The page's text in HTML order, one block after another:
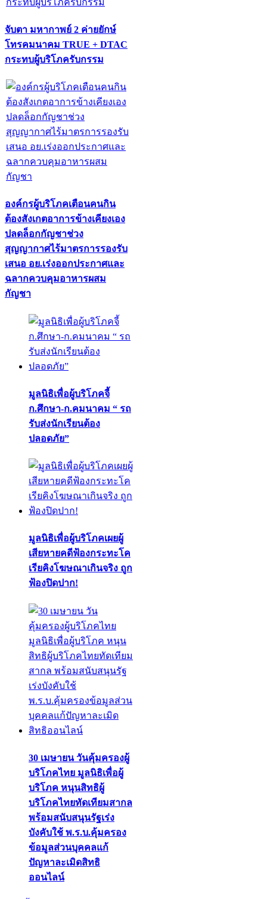
จับตา มหากาพย์ 2 ค่ายยักษ์
โทรคมนาคม TRUE + DTAC
กระทบผู้บริโภครับกรรม
องค์กรผู้บริโภคเตือนคนกิน
ต้องสังเกตอาการข้างเคียงเอง
ปลดล็อกกัญชาช่วง
สุญญากาศไร้มาตรการรองรับ
เสนอ อย.เร่งออกประกาศและ
ฉลากควบคุมอาหารผสม
กัญชา
มูลนิธิเพื่อผู้บริโภคจี้
ก.ศึกษา-ก.คมนาคม “ รถ
รับส่งนักเรียนต้อง
ปลอดภัย”
มูลนิธิเพื่อผู้บริโภคเผยผู้
เสียหายคดีฟ้องกระทะโค
เรียคิงโฆษณาเกินจริง ถูก
ฟ้องปิดปาก!
30 เมษายน วันคุ้มครองผู้
บริโภคไทย มูลนิธิเพื่อผู้
บริโภค หนุนสิทธิผู้
บริโภคไทยทัดเทียมสากล
พร้อมสนับสนุนรัฐเร่ง
บังคับใช้ พ.ร.บ.คุ้มครอง
ข้อมูลส่วนบุคคลแก้
ปัญหาละเมิดสิทธิ
ออนไลน์